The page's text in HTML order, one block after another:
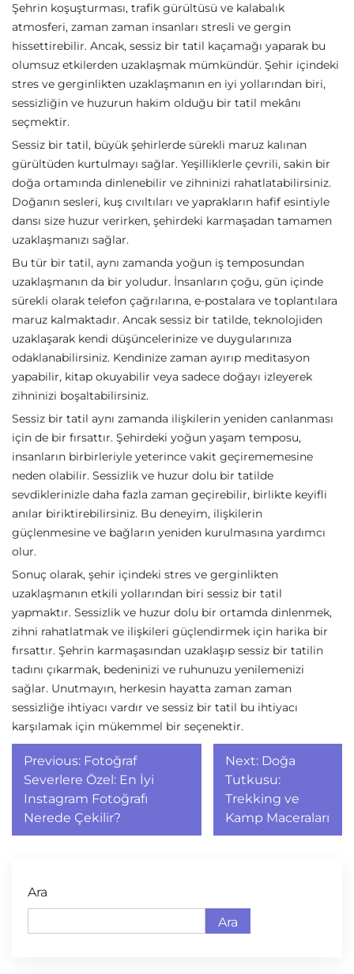
Şehrin koşuşturması, trafik gürültüsü ve kalabalık
atmosferi, zaman zaman insanları stresli ve gergin
hissettirebilir. Ancak, sessiz bir tatil kaçamağı yaparak bu
olumsuz etkilerden uzaklaşmak mümkündür. Şehir içindeki
stres ve gerginlikten uzaklaşmanın en iyi yollarından biri,
sessizliğin ve huzurun hakim olduğu bir tatil mekânı
seçmektir.
Sessiz bir tatil, büyük şehirlerde sürekli maruz kalınan
gürültüden kurtulmayı sağlar. Yeşilliklerle çevrili, sakin bir
doğa ortamında dinlenebilir ve zihninizi rahatlatabilirsiniz.
Doğanın sesleri, kuş cıvıltıları ve yaprakların hafif esintiyle
dansı size huzur verirken, şehirdeki karmaşadan tamamen
uzaklaşmanızı sağlar.
Bu tür bir tatil, aynı zamanda yoğun iş temposundan
uzaklaşmanın da bir yoludur. İnsanların çoğu, gün içinde
sürekli olarak telefon çağrılarına, e-postalara ve toplantılara
maruz kalmaktadır. Ancak sessiz bir tatilde, teknolojiden
uzaklaşarak kendi düşüncelerinize ve duygularınıza
odaklanabilirsiniz. Kendinize zaman ayırıp meditasyon
yapabilir, kitap okuyabilir veya sadece doğayı izleyerek
zihninizi boşaltabilirsiniz.
Sessiz bir tatil aynı zamanda ilişkilerin yeniden canlanması
için de bir fırsattır. Şehirdeki yoğun yaşam temposu,
insanların birbirleriyle yeterince vakit geçirememesine
neden olabilir. Sessizlik ve huzur dolu bir tatilde
sevdiklerinizle daha fazla zaman geçirebilir, birlikte keyifli
anılar biriktirebilirsiniz. Bu deneyim, ilişkilerin
güçlenmesine ve bağların yeniden kurulmasına yardımcı
olur.
Sonuç olarak, şehir içindeki stres ve gerginlikten
uzaklaşmanın etkili yollarından biri sessiz bir tatil
yapmaktır. Sessizlik ve huzur dolu bir ortamda dinlenmek,
zihni rahatlatmak ve ilişkileri güçlendirmek için harika bir
fırsattır. Şehrin karmaşasından uzaklaşıp sessiz bir tatilin
tadını çıkarmak, bedeninizi ve ruhunuzu yenilemenizi
sağlar. Unutmayın, herkesin hayatta zaman zaman
sessizliğe ihtiyacı vardır ve sessiz bir tatil bu ihtiyacı
karşılamak için mükemmel bir seçenektir.
Yazı
gezinmesi
Previous: Fotoğraf
Severlere Özel: En İyi
Instagram Fotoğrafı
Nerede Çekilir?
Next: Doğa
Tutkusu:
Trekking ve
Kamp Maceraları
Ara
Ara